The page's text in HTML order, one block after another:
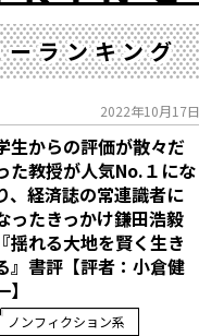
ーランキング
2022年10月17日
生からの評価が散々だ
た教授が人気No.１にな
、経済誌の常連識者に
ったきっかけ――鎌田浩毅
『揺れる大地を賢く生き
』書評【評者：小倉健
】
ノンフィクション系